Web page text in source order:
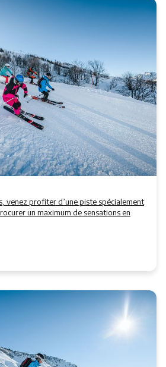
venez profiter d’une piste spécialement
un maximum de sensations en